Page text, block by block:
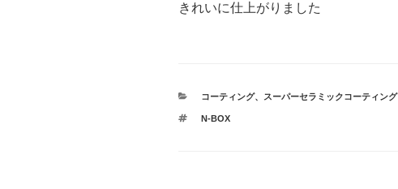
きれいに仕上がりました
カ
ゴ
コーティング、 スーパーセラミックコーティング
タ
N-BOX